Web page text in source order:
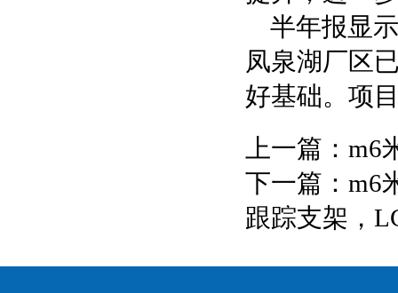
半年报显
凤泉湖厂区
好基础。项
上一篇： m6
下一篇： m6
跟踪支架，